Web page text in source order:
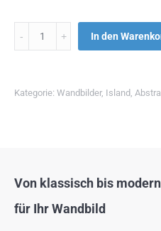
Menge In den
Kategorie: Wandbilder, Island
Von klassisch bis
für Ihr Wandbild